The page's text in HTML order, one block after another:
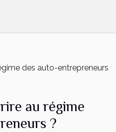
des auto-entrepreneurs
au régime
?